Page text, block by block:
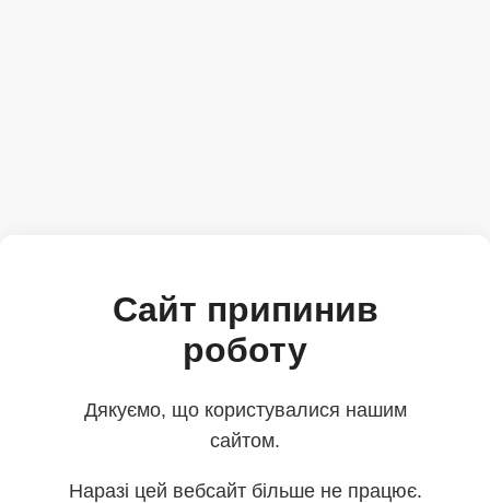
Сайт припинив
роботу
Дякуємо, що користувалися нашим
сайтом.
Наразі цей вебсайт більше не працює.